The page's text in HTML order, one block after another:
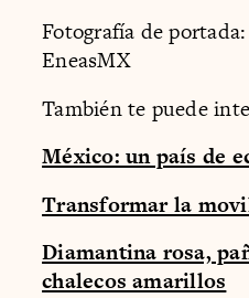
Fotografía de
EneasMX
También te puede
México: un país de
Transformar la
Diamantina rosa,
chalecos amarillos